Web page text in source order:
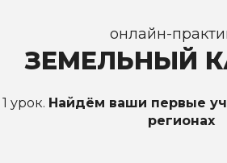
онлайн-
ЗЕМЕЛЬНЫЙ
1 урок. Найдём ваши первые
регионах